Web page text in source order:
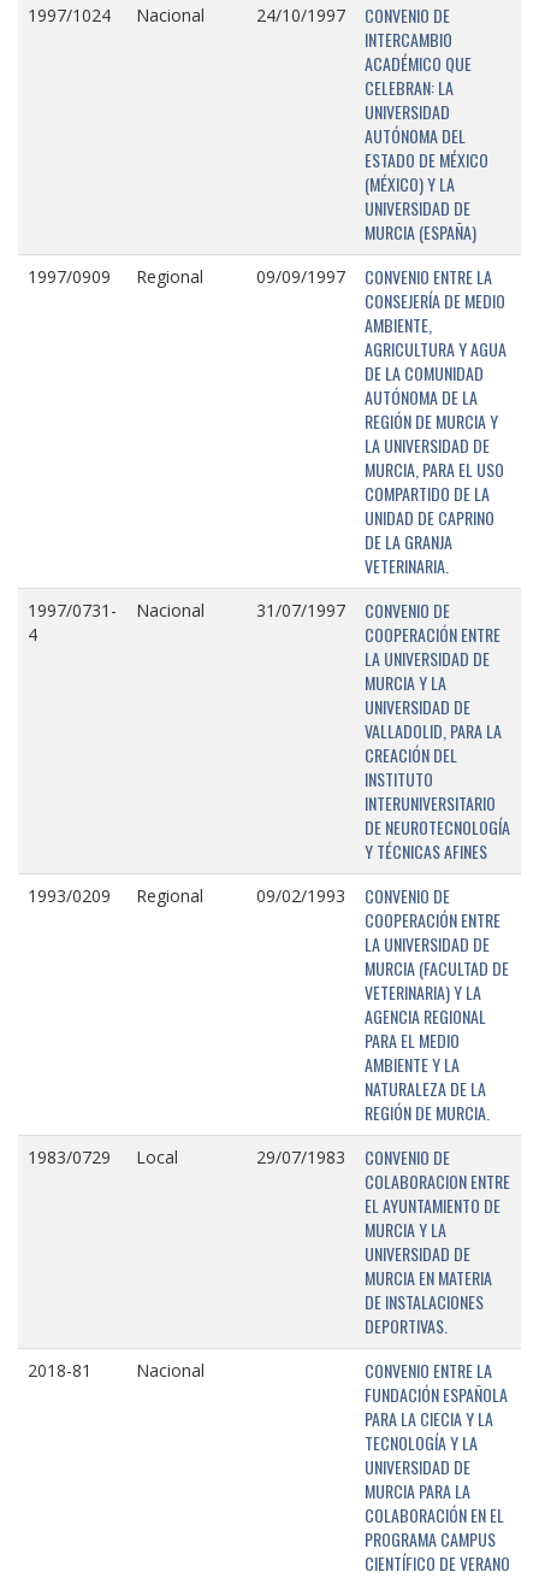
1997/1024 Nacional 24/10/1997
CONVENIO DE
INTERCAMBIO
ACADÉMICO QUE
CELEBRAN: LA
UNIVERSIDAD
AUTÓNOMA DEL
ESTADO DE MÉXICO
(MÉXICO) Y LA
UNIVERSIDAD DE
MURCIA (ESPAÑA)
1997/0909 Regional 09/09/1997
CONVENIO ENTRE LA
CONSEJERÍA DE MEDIO
AMBIENTE,
AGRICULTURA Y AGUA
DE LA COMUNIDAD
AUTÓNOMA DE LA
REGIÓN DE MURCIA Y
LA UNIVERSIDAD DE
MURCIA, PARA EL USO
COMPARTIDO DE LA
UNIDAD DE CAPRINO
DE LA GRANJA
VETERINARIA.
1997/0731-
4
Nacional 31/07/1997
CONVENIO DE
COOPERACIÓN ENTRE
LA UNIVERSIDAD DE
MURCIA Y LA
UNIVERSIDAD DE
VALLADOLID, PARA LA
CREACIÓN DEL
INSTITUTO
INTERUNIVERSITARIO
DE NEUROTECNOLOGÍA
Y TÉCNICAS AFINES
1993/0209 Regional 09/02/1993
CONVENIO DE
COOPERACIÓN ENTRE
LA UNIVERSIDAD DE
MURCIA (FACULTAD DE
VETERINARIA) Y LA
AGENCIA REGIONAL
PARA EL MEDIO
AMBIENTE Y LA
NATURALEZA DE LA
REGIÓN DE MURCIA.
1983/0729 Local 29/07/1983
CONVENIO DE
COLABORACION ENTRE
EL AYUNTAMIENTO DE
MURCIA Y LA
UNIVERSIDAD DE
MURCIA EN MATERIA
DE INSTALACIONES
DEPORTIVAS.
2018-81 Nacional
CONVENIO ENTRE LA
FUNDACIÓN ESPAÑOLA
PARA LA CIECIA Y LA
TECNOLOGÍA Y LA
UNIVERSIDAD DE
MURCIA PARA LA
COLABORACIÓN EN EL
PROGRAMA CAMPUS
CIENTÍFICO DE VERANO